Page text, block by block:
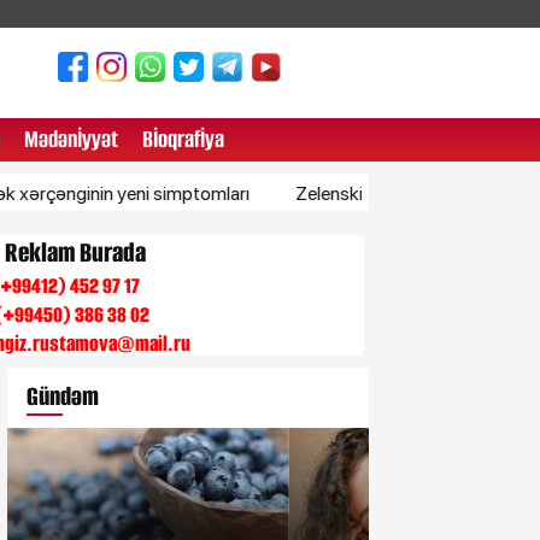
Mədənİyyət Bİoqrafİya
yeni simptomları Zelenski Azərbaycana təşəkkür etdi
Burada
452 97 17
386 38 02
Gündəm